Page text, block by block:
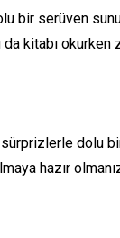
bir serüven
kitabı okurken
dolu
hazır